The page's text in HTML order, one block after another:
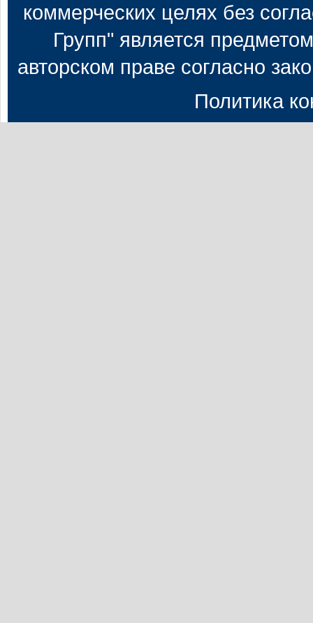
коммерческих целях без
Групп" является
авторском праве согласно
Политика